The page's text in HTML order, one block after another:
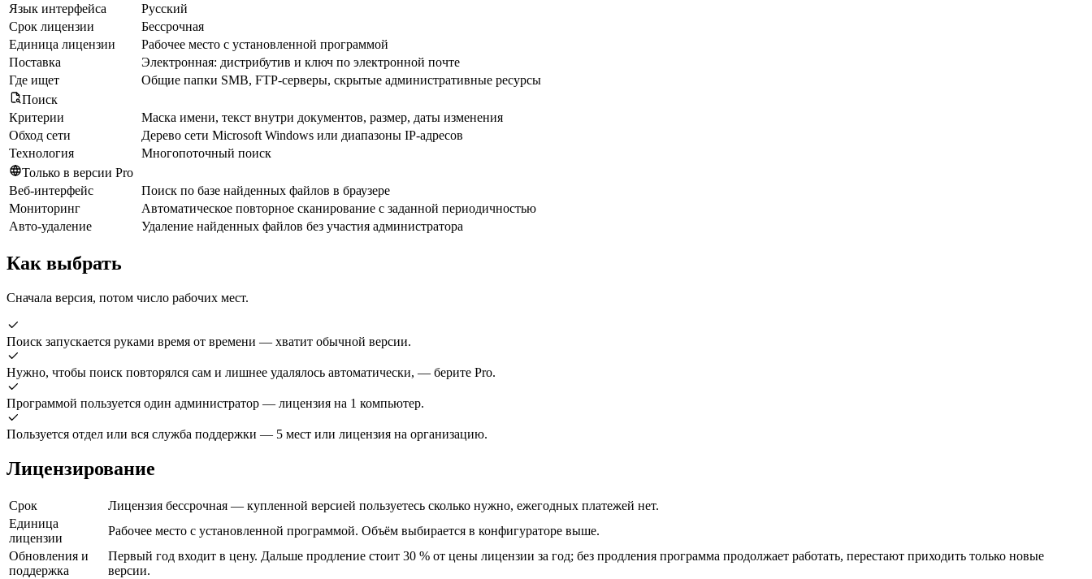
Язык интерфейса
Русский
Срок лицензии
Бессрочная
Единица лицензии
Рабочее место с установленной программой
Поставка
Электронная: дистрибутив и ключ по электронной почте
Где ищет
Общие папки SMB, FTP-серверы, скрытые административные ресурсы
Поиск
Критерии
Маска имени, текст внутри документов, размер, даты изменения
Обход сети
Дерево сети Microsoft Windows или диапазоны IP-адресов
Технология
Многопоточный поиск
Только в версии Pro
Веб-интерфейс
Поиск по базе найденных файлов в браузере
Мониторинг
Автоматическое повторное сканирование с заданной периодичностью
Авто-удаление
Удаление найденных файлов без участия администратора
Как выбрать
Сначала версия, потом число рабочих мест.
Поиск запускается руками время от времени — хватит обычной версии.
Нужно, чтобы поиск повторялся сам и лишнее удалялось автоматически, — берите Pro.
Программой пользуется один администратор — лицензия на 1 компьютер.
Пользуется отдел или вся служба поддержки — 5 мест или лицензия на организацию.
Лицензирование
Срок
Лицензия бессрочная — купленной версией пользуетесь сколько нужно, ежегодных платежей нет.
Единица
лицензии
Рабочее место с установленной программой. Объём выбирается в конфигураторе выше.
Обновления и
поддержка
Первый год входит в цену. Дальше продление стоит 30 % от цены лицензии за год; без продления программа продолжает работать, перестают приходить только новые
версии.